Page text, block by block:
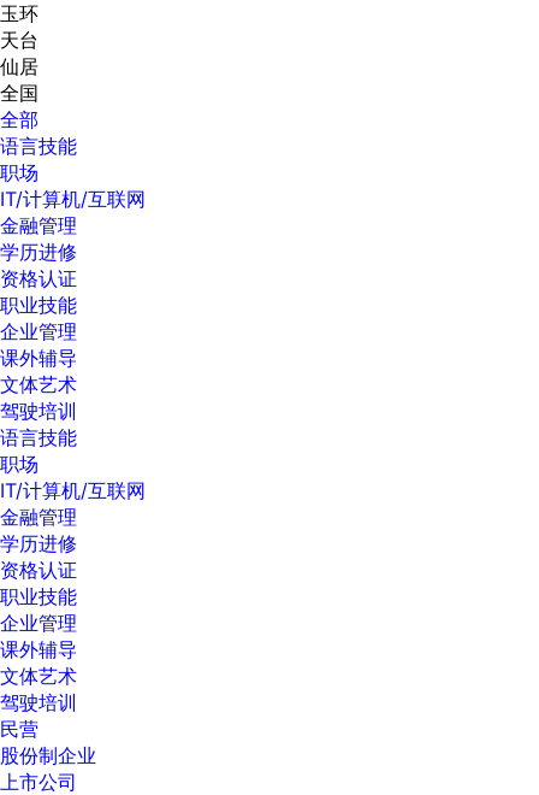
玉环
天台
仙居
全国
全部
语言技能
职场
IT/计算机/互联网
金融管理
学历进修
资格认证
职业技能
企业管理
课外辅导
文体艺术
驾驶培训
语言技能
职场
IT/计算机/互联网
金融管理
学历进修
资格认证
职业技能
企业管理
课外辅导
文体艺术
驾驶培训
民营
股份制企业
上市公司